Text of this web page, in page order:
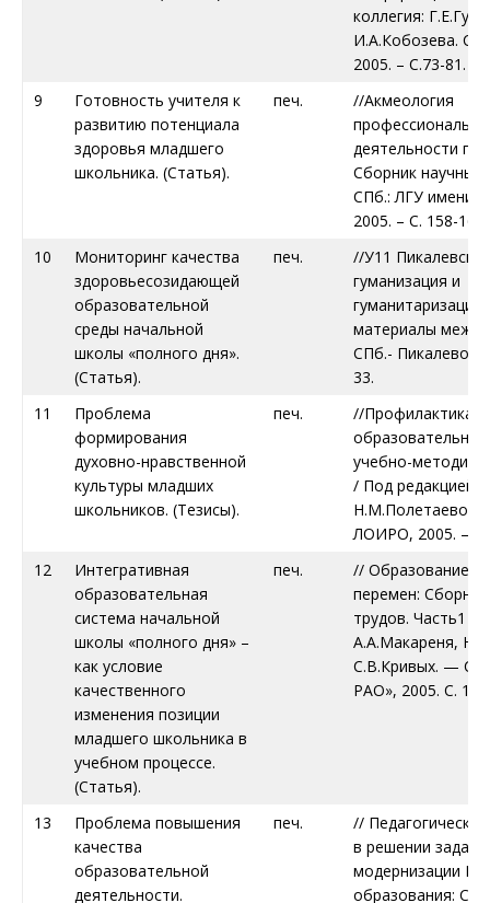
коллегия: Г.Е.Гун,
И.А.Кобозева.
2005. – С.73-81.
9
Готовность учителя к
развитию потенциала
здоровья младшего
школьника. (Статья).
печ.
//Акмеология
деятельности
Сборник научных
СПб.: ЛГУ имени
2005. – С. 158-163.
10
Мониторинг качества
здоровьесозидающей
образовательной
среды начальной
школы «полного дня».
(Статья).
печ.
//У11
гуманизация и
гуманитаризация
материалы
СПб.- Пикалево:
33.
11
Проблема
формирования
духовно-нравственной
культуры младших
школьников. (Тезисы).
печ.
//Профилактика
учебно-
/ Под редакцией
Н.М.Полетаевой.
ЛОИРО, 2005. – С.
12
Интегративная
образовательная
система начальной
школы «полного дня» –
как условие
качественного
изменения позиции
младшего школьника в
учебном процессе.
(Статья).
печ.
// Образование в
перемен:
трудов. Часть1 /
А.А.Макареня,
С.В.Кривых. —
РАО», 2005. С.
13
Проблема повышения
качества
образовательной
деятельности.
печ.
//
в решении задач
модернизации
образования: